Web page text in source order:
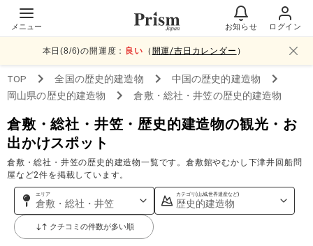
メニュー お知らせ ログイン
本日(8/6)の開運度： 良い （ 開運/吉日カレンダー ）
TOP 全国の歴史的建造物 中国の歴史的建造物
岡山県の歴史的建造物 倉敷・総社・井笠の歴史的建造物
倉敷・総社・井笠・歴史的建造物の観光・お
出かけスポット
倉敷・総社・井笠の歴史的建造物一覧です。倉敷館やむかし下津井回船問
屋など2件を掲載しています。
エリア
倉敷・総社・井笠
カテゴリ(山,城,世界遺産など)
歴史的建造物
クチコミの件数が多い順